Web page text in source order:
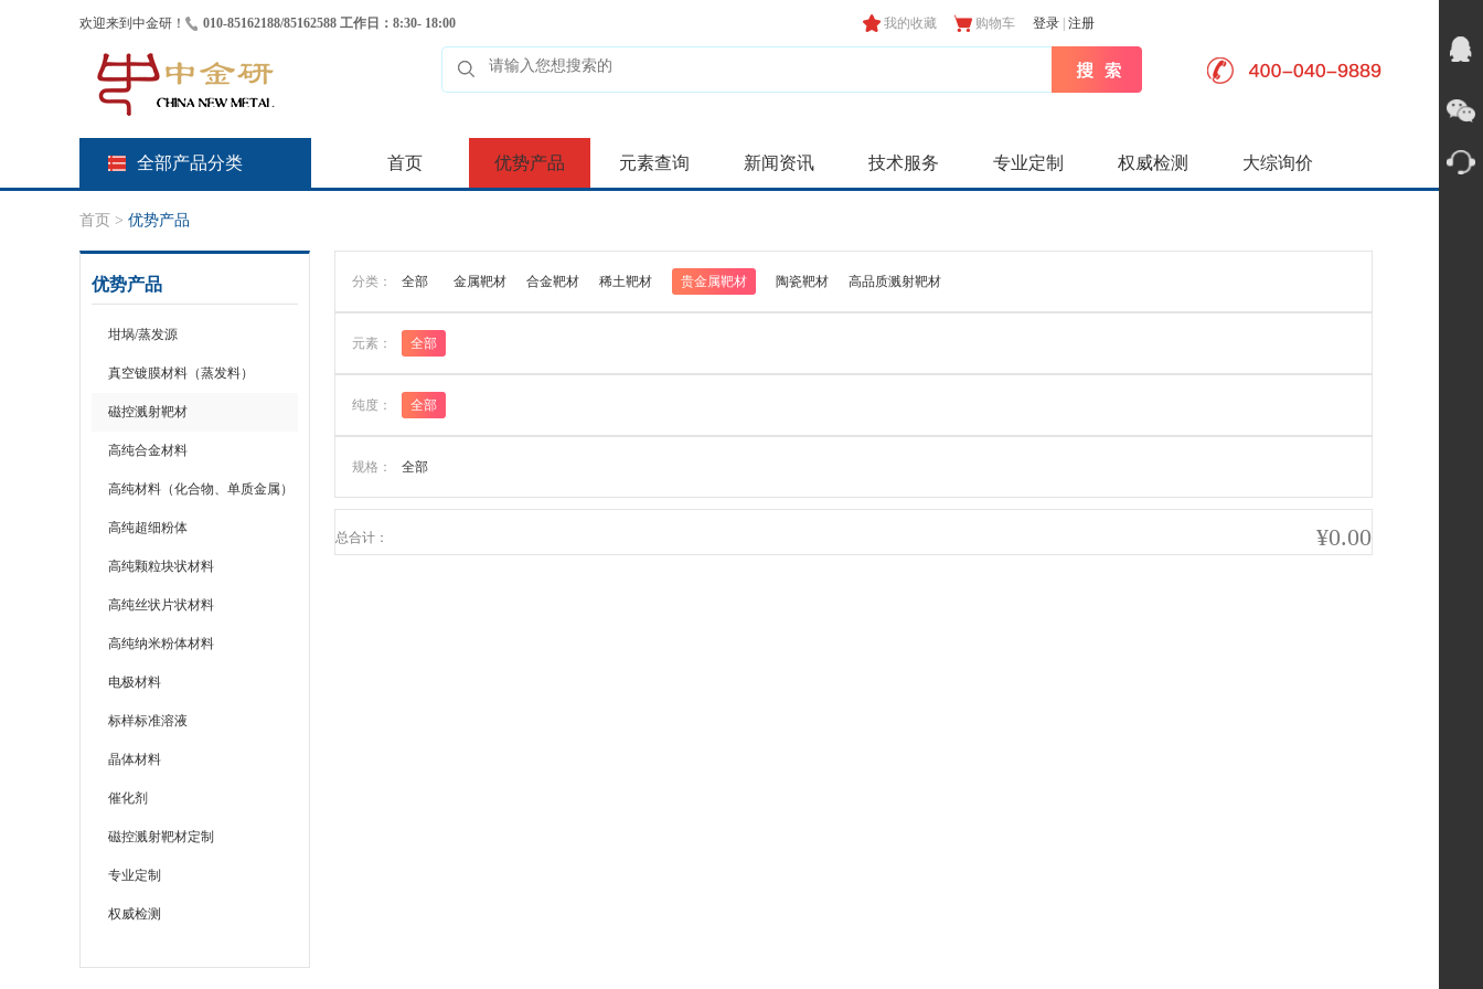
欢迎来到中金研！ 010-85162188/85162588 工作日：8:30- 18:00 我的收藏 购物车 登录 注册
全部产品分类 首页 优势产品 元素查询 新闻资讯 技术服务 专业定制 权威检测 大综询价
首页 > 优势产品
优势产品
坩埚/蒸发源
真空镀膜材料（蒸发料）
磁控溅射靶材
高纯合金材料
高纯材料（化合物、单质金属）
高纯超细粉体
高纯颗粒块状材料
高纯丝状片状材料
高纯纳米粉体材料
电极材料
标样标准溶液
晶体材料
催化剂
磁控溅射靶材定制
专业定制
权威检测
分类： 全部 金属靶材 合金靶材 稀土靶材 贵金属靶材 陶瓷靶材 高品质溅射靶材
元素： 全部
纯度： 全部
规格： 全部
总合计： ¥0.00